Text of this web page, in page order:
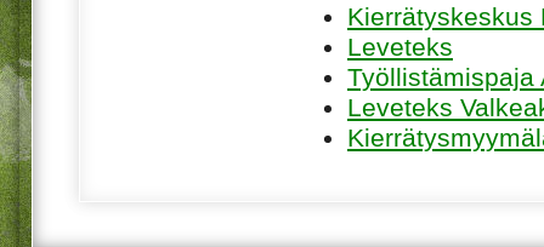
Kierrätyskeskus
Leveteks
Työllistämispaja
Leveteks